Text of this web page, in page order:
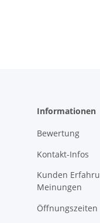
Informationen
Bewertung
Kontakt-Infos
Kunden
Meinungen
Öffnungszeiten